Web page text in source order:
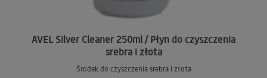
AVEL Silver Cleaner 250ml / Płyn do czyszczenia
srebra i złota
Środek do czyszczenia srebra i złota